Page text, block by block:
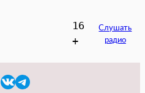
16
+
Слушать
радио
VKTelegram